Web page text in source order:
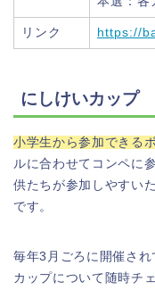
リンク https://
にしけいカップ
小学生から参加できる
ルに合わせてコンペに
供たちが参加しやすい
です。
毎年3月ごろに開催さ
カップについて随時チ